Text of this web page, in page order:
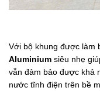
Với bộ khung được làm
Aluminium siêu nhẹ
vẫn đảm bảo được khả
nước tĩnh điện trên bề